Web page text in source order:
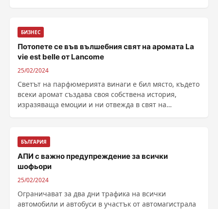
БИЗНЕС
Потопете се във вълшебния свят на аромата La
vie est belle от Lancome
25/02/2024
Светът на парфюмерията винаги е бил място, където
всеки аромат създава своя собствена история,
изразяваща емоции и ни отвежда в свят на
БЪЛГАРИЯ
АПИ с важно предупреждение за всички
шофьори
25/02/2024
Ограничават за два дни трафика на всички
автомобили и автобуси в участък от автомагистрала